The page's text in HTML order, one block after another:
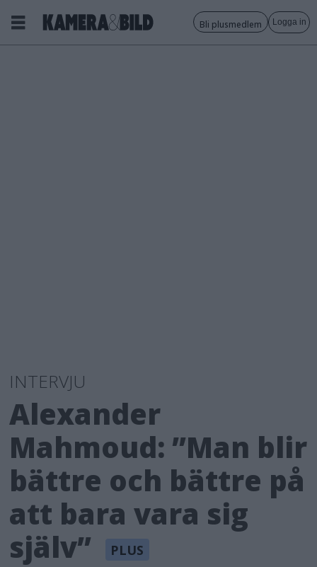
Bli plusmedlem Logga in
INTERVJU
Alexander
Mahmoud: ”Man blir
bättre och bättre på
att bara vara sig
själv”